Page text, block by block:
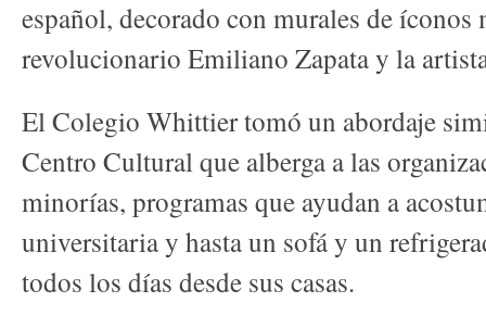
español, decorado con murales de íconos
revolucionario Emiliano Zapata y la
El Colegio Whittier tomó un abordaje
Centro Cultural que alberga a las
minorías, programas que ayudan a
universitaria y hasta un sofá y un
todos los días desde sus casas.